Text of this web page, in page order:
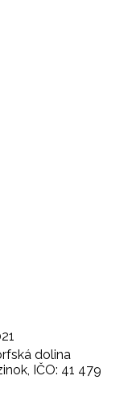
dolina
IČO: 41 479